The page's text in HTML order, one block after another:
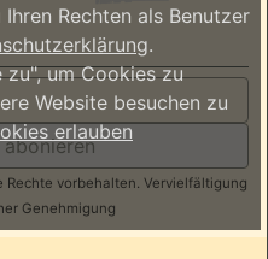
vorbehalten. Vervielfältigung
Genehmigung
Rechten als Benutzer
.
zu", um Cookies zu
Website besuchen zu
erlauben